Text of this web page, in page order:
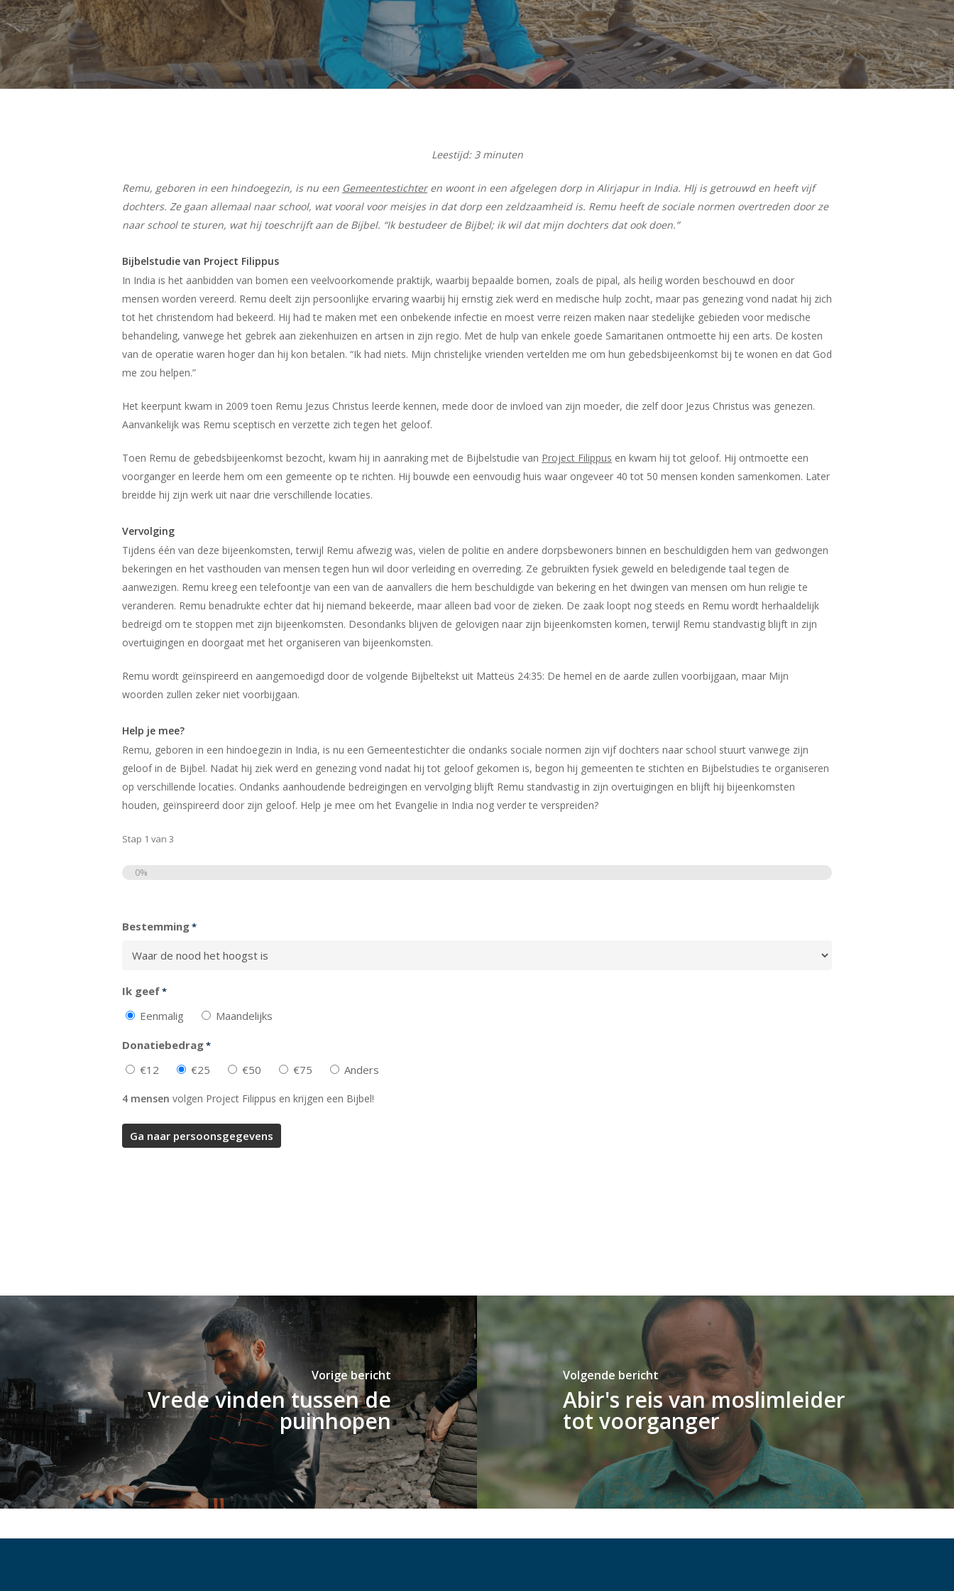
Leestijd: 3 minuten
Remu, geboren in een hindoegezin, is nu een Gemeentestichteren woont in een afgelegen dorp in Alirjapur in India. HIj is getrouwd en heeft vijf
dochters. Ze gaan allemaal naar school, wat vooral voor meisjes in dat dorp een zeldzaamheid is. Remu heeft de sociale normen overtreden door ze
naar school te sturen, wat hij toeschrijft aan de Bijbel. “Ik bestudeer de Bijbel; ik wil dat mijn dochters dat ook doen.”
Bijbelstudie van Project Filippus
In India is het aanbidden van bomen een veelvoorkomende praktijk, waarbij bepaalde bomen, zoals de pipal, als heilig worden beschouwd en door
mensen worden vereerd. Remu deelt zijn persoonlijke ervaring waarbij hij ernstig ziek werd en medische hulp zocht, maar pas genezing vond nadat hij zich
tot het christendom had bekeerd. Hij had te maken met een onbekende infectie en moest verre reizen maken naar stedelijke gebieden voor medische
behandeling, vanwege het gebrek aan ziekenhuizen en artsen in zijn regio. Met de hulp van enkele goede Samaritanen ontmoette hij een arts. De kosten
van de operatie waren hoger dan hij kon betalen. “Ik had niets. Mijn christelijke vrienden vertelden me om hun gebedsbijeenkomst bij te wonen en dat God
me zou helpen.”
Het keerpunt kwam in 2009 toen Remu Jezus Christus leerde kennen, mede door de invloed van zijn moeder, die zelf door Jezus Christus was genezen.
Aanvankelijk was Remu sceptisch en verzette zich tegen het geloof.
Toen Remu de gebedsbijeenkomst bezocht, kwam hij in aanraking met de Bijbelstudie van Project Filippus en kwam hij tot geloof. Hij ontmoette een
voorganger en leerde hem om een gemeente op te richten. Hij bouwde een eenvoudig huis waar ongeveer 40 tot 50 mensen konden samenkomen. Later
breidde hij zijn werk uit naar drie verschillende locaties.
Vervolging
Tijdens één van deze bijeenkomsten, terwijl Remu afwezig was, vielen de politie en andere dorpsbewoners binnen en beschuldigden hem van gedwongen
bekeringen en het vasthouden van mensen tegen hun wil door verleiding en overreding. Ze gebruikten fysiek geweld en beledigende taal tegen de
aanwezigen. Remu kreeg een telefoontje van een van de aanvallers die hem beschuldigde van bekering en het dwingen van mensen om hun religie te
veranderen. Remu benadrukte echter dat hij niemand bekeerde, maar alleen bad voor de zieken. De zaak loopt nog steeds en Remu wordt herhaaldelijk
bedreigd om te stoppen met zijn bijeenkomsten. Desondanks blijven de gelovigen naar zijn bijeenkomsten komen, terwijl Remu standvastig blijft in zijn
overtuigingen en doorgaat met het organiseren van bijeenkomsten.
Remu wordt geïnspireerd en aangemoedigd door de volgende Bijbeltekst uit Matteüs 24:35: De hemel en de aarde zullen voorbijgaan, maar Mijn
woorden zullen zeker niet voorbijgaan.
Help je mee?
Remu, geboren in een hindoegezin in India, is nu een Gemeentestichter die ondanks sociale normen zijn vijf dochters naar school stuurt vanwege zijn
geloof in de Bijbel. Nadat hij ziek werd en genezing vond nadat hij tot geloof gekomen is, begon hij gemeenten te stichten en Bijbelstudies te organiseren
op verschillende locaties. Ondanks aanhoudende bedreigingen en vervolging blijft Remu standvastig in zijn overtuigingen en blijft hij bijeenkomsten
houden, geïnspireerd door zijn geloof. Help je mee om het Evangelie in India nog verder te verspreiden?
Stap 1 van 3
0%
Bestemming*
Ik geef*
Eenmalig Maandelijks
Donatiebedrag*
€12 €25 €50 €75 Anders
4 mensen volgen Project Filippus en krijgen een Bijbel!
Vorige bericht
Vrede vinden tussen de
puinhopen
Volgende bericht
Abir's reis van moslimleider
tot voorganger